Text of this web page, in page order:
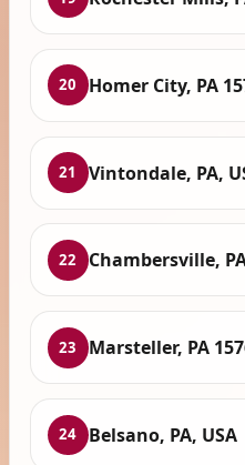
20 Homer City, PA
21 Vintondale, PA,
22 Chambersville,
23 Marsteller, PA
24 Belsano, PA, USA